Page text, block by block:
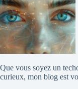
Que vous soyez un
curieux, mon blog est